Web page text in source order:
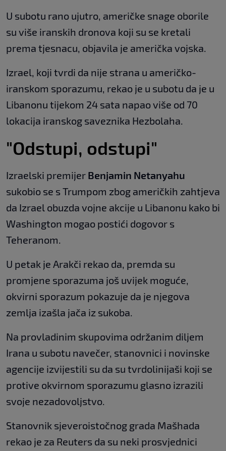
U subotu rano ujutro, američke snage oborile
su više iranskih dronova koji su se kretali
prema tjesnacu, objavila je američka vojska.
Izrael, koji tvrdi da nije strana u američko-
iranskom sporazumu, rekao je u subotu da je u
Libanonu tijekom 24 sata napao više od 70
lokacija iranskog saveznika Hezbolaha.
"Odstupi, odstupi"
Izraelski premijer Benjamin Netanyahu
sukobio se s Trumpom zbog američkih zahtjeva
da Izrael obuzda vojne akcije u Libanonu kako bi
Washington mogao postići dogovor s
Teheranom.
U petak je Arakči rekao da, premda su
promjene sporazuma još uvijek moguće,
okvirni sporazum pokazuje da je njegova
zemlja izašla jača iz sukoba.
Na provladinim skupovima održanim diljem
Irana u subotu navečer, stanovnici i novinske
agencije izvijestili su da su tvrdolinijaši koji se
protive okvirnom sporazumu glasno izrazili
svoje nezadovoljstvo.
Stanovnik sjeveroistočnog grada Mašhada
rekao je za Reuters da su neki prosvjednici